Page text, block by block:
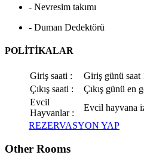
- Nevresim takımı
- Duman Dedektörü
POLİTİKALAR
Giriş saati :
Giriş günü saat
Çıkış saati :
Çıkış günü en
Evcil
Hayvanlar :
Evcil hayvana
REZERVASYON YAP
Other Rooms